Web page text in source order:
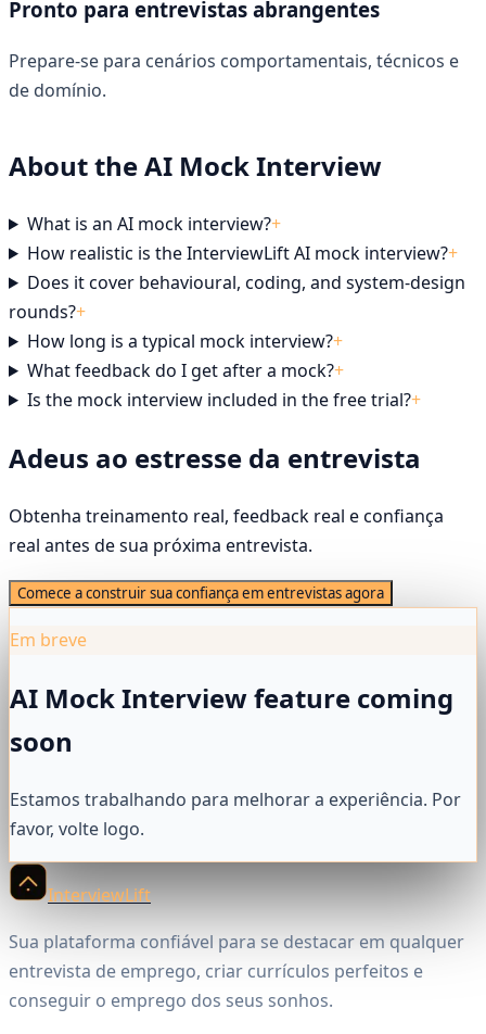
Pronto para entrevistas abrangentes
Prepare-se para cenários comportamentais, técnicos e
de domínio.
About the AI Mock Interview
What is an AI mock interview?+
How realistic is the InterviewLift AI mock interview?+
Does it cover behavioural, coding, and system-design
rounds?+
How long is a typical mock interview?+
What feedback do I get after a mock?+
Is the mock interview included in the free trial?+
Adeus ao estresse da entrevista
Obtenha treinamento real, feedback real e confiança
real antes de sua próxima entrevista.
Comece a construir sua confiança em entrevistas agora
Em breve
AI Mock Interview feature coming
soon
Estamos trabalhando para melhorar a experiência. Por
favor, volte logo.
InterviewLift
Sua plataforma confiável para se destacar em qualquer
entrevista de emprego, criar currículos perfeitos e
conseguir o emprego dos seus sonhos.